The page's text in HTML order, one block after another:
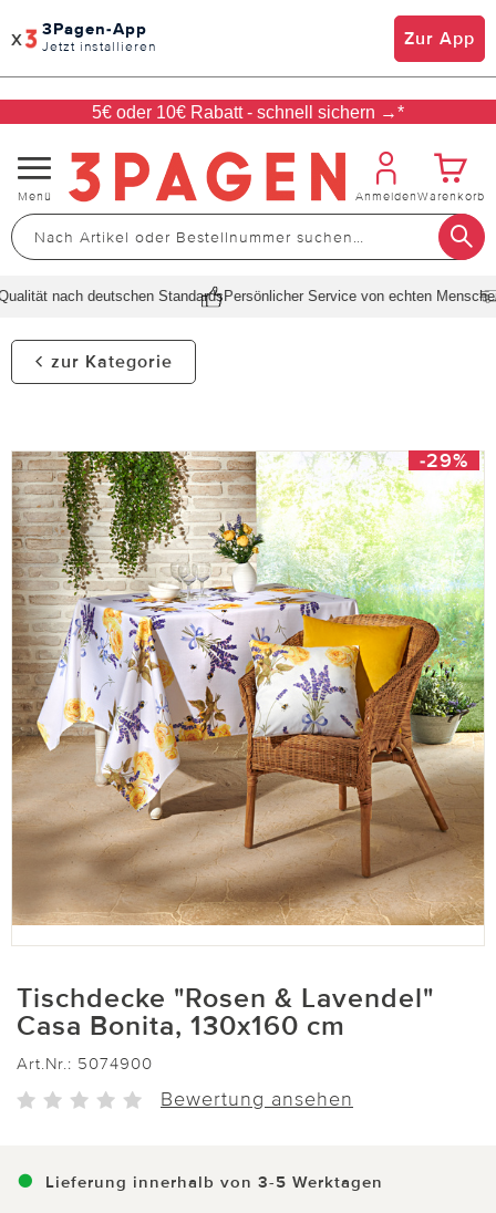
x 3Pagen-App
Jetzt installieren Zur App
5€ oder 10€ Rabatt - schnell sichern →*
Navigation
umschalten
Menü AnmeldenWarenkorb
nach deutschen StandardsPersönlicher Service von echten Menschen
zur Kategorie
-29%
Tischdecke "Rosen & Lavendel"
Casa Bonita, 130x160 cm
Art.Nr.: 5074900
Bewertung ansehen
Lieferung innerhalb von 3-5 Werktagen